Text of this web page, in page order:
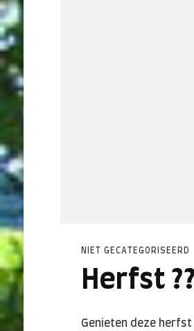
NIET GECATEGORISEERD
Herfst ??
Genieten deze